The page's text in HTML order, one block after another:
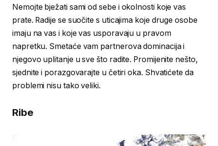
Nemojte bježati sami od sebe i okolnosti koje vas
prate. Radije se suočite s uticajima koje druge osobe
imaju na vas i koje vas usporavaju u pravom
napretku. Smetaće vam partnerova dominacija i
njegovo uplitanje u sve što radite. Promijenite nešto,
sjednite i porazgovarajte u četiri oka. Shvatićete da
problemi nisu tako veliki.
Ribe